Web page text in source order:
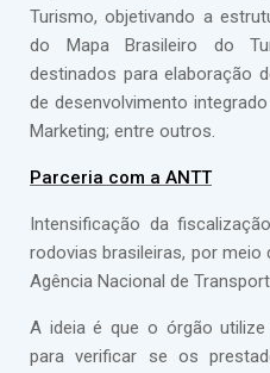
Turismo, objetivando a
do Mapa Brasileiro do
destinados para elaboração
de desenvolvimento
Marketing; entre outros.
Parceria com a ANTT
Intensificação da
rodovias brasileiras, por
Agência Nacional de
A ideia é que o órgão
para verificar se os